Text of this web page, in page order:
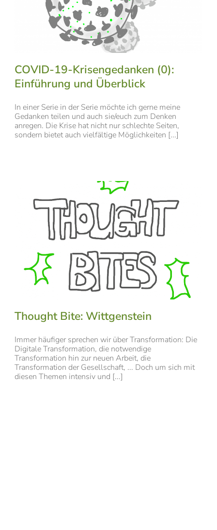
COVID-19-Krisengedanken (0):
Einführung und Überblick
In einer Serie in der Serie möchte ich gerne meine
Gedanken teilen und auch sie/euch zum Denken
anregen. Die Krise hat nicht nur schlechte Seiten,
sondern bietet auch vielfältige Möglichkeiten [...]
Thought Bite: Wittgenstein
Immer häufiger sprechen wir über Transformation: Die
Digitale Transformation, die notwendige
Transformation hin zur neuen Arbeit, die
Transformation der Gesellschaft, ... Doch um sich mit
diesen Themen intensiv und [...]